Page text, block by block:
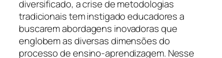
diversificado, a crise de metodologias
tradicionais tem instigado educadores a
buscarem abordagens inovadoras que
englobem as diversas dimensões do
processo de ensino-aprendizagem. Nesse